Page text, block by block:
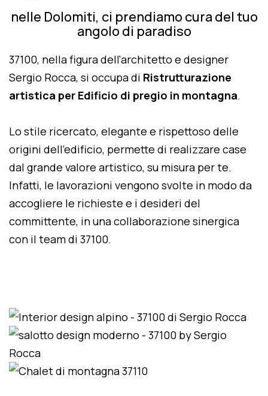
nelle Dolomiti, ci prendiamo cura del tuo
angolo di paradiso
37100, nella figura dell'architetto e designer
Sergio Rocca, si occupa di Ristrutturazione
artistica per Edificio di pregio in montagna.
Lo stile ricercato, elegante e rispettoso delle
origini dell'edificio, permette di realizzare case
dal grande valore artistico, su misura per te.
Infatti, le lavorazioni vengono svolte in modo da
accogliere le richieste e i desideri del
committente, in una collaborazione sinergica
con il team di 37100.